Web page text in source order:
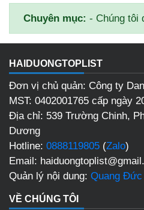
Chuyên mục: - Chúng tôi
HAIDUONGTOPLIST
Đơn vị chủ quản: Công ty
MST: 0402001765 cấp ngày
Địa chỉ: 539 Trường Chinh,
Dương
Hotline: 0888119805 (Zalo)
Email:
Quản lý nội dung: Quang Đức
VỀ CHÚNG TÔI